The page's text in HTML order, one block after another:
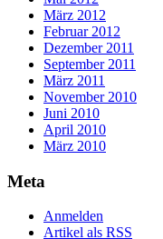
März 2012
Februar 2012
Dezember 2011
September 2011
März 2011
November 2010
Juni 2010
April 2010
März 2010
Meta
Anmelden
Artikel als RSS